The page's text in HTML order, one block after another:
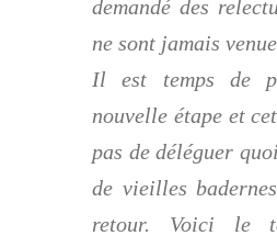
demandé des
ne sont jamais
Il est temps de
nouvelle étape et
pas de déléguer
de vieilles
retour. Voici le